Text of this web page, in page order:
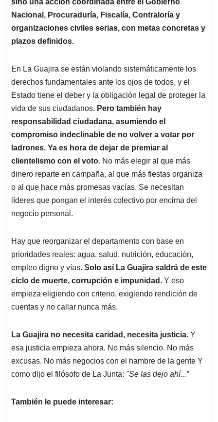
sino una acción coordinada entre el Gobierno
Nacional, Procuraduría, Fiscalía, Contraloría y
organizaciones civiles serias, con metas concretas y
plazos definidos.
En La Guajira se están violando sistemáticamente los
derechos fundamentales ante los ojos de todos, y el
Estado tiene el deber y la obligación legal de proteger la
vida de sus ciudadanos. Pero también hay
responsabilidad ciudadana, asumiendo el
compromiso indeclinable de no volver a votar por
ladrones. Ya es hora de dejar de premiar al
clientelismo con el voto. No más elegir al que más
dinero reparte en campaña, al que más fiestas organiza
o al que hace más promesas vacías. Se necesitan
líderes que pongan el interés colectivo por encima del
negocio personal.
Hay que reorganizar el departamento con base en
prioridades reales: agua, salud, nutrición, educación,
empleo digno y vías. Solo así La Guajira saldrá de este
ciclo de muerte, corrupción e impunidad. Y eso
empieza eligiendo con criterio, exigiendo rendición de
cuentas y no callar nunca más.
La Guajira no necesita caridad, necesita justicia. Y
esa justicia empieza ahora. No más silencio. No más
excusas. No más negocios con el hambre de la gente Y
como dijo el filósofo de La Junta: "Se las dejo ahí...”
También le puede interesar: